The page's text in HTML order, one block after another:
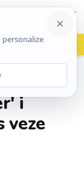
woot?!
i
veze